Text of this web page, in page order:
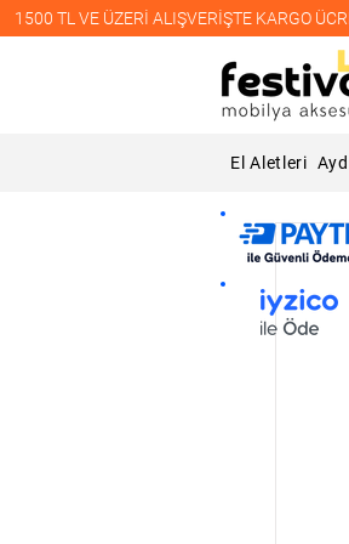
1500 TL VE ÜZERİ ALIŞVERİŞTE KARGO
El Aletleri